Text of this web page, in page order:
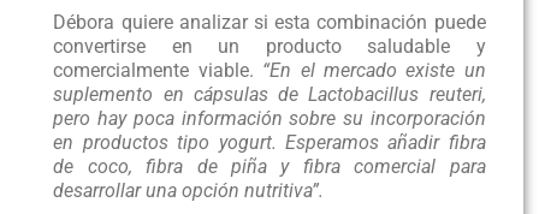
Débora quiere analizar si esta combinación puede
convertirse en un producto saludable y
comercialmente viable. “En el mercado existe un
suplemento en cápsulas de Lactobacillus reuteri,
pero hay poca información sobre su incorporación
en productos tipo yogurt. Esperamos añadir fibra
de coco, fibra de piña y fibra comercial para
desarrollar una opción nutritiva”.